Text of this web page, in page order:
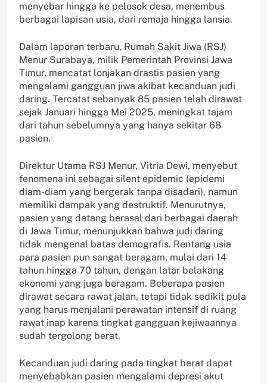
menyebar hingga ke pelosok desa, menembus
berbagai lapisan usia, dari remaja hingga lansia.
Dalam laporan terbaru, Rumah Sakit Jiwa (RSJ)
Menur Surabaya, milik Pemerintah Provinsi Jawa
Timur, mencatat lonjakan drastis pasien yang
mengalami gangguan jiwa akibat kecanduan judi
daring. Tercatat sebanyak 85 pasien telah dirawat
sejak Januari hingga Mei 2025, meningkat tajam
dari tahun sebelumnya yang hanya sekitar 68
pasien.
Direktur Utama RSJ Menur, Vitria Dewi, menyebut
fenomena ini sebagai silent epidemic (epidemi
diam-diam yang bergerak tanpa disadari), namun
memiliki dampak yang destruktif. Menurutnya,
pasien yang datang berasal dari berbagai daerah
di Jawa Timur, menunjukkan bahwa judi daring
tidak mengenal batas demografis. Rentang usia
para pasien pun sangat beragam, mulai dari 14
tahun hingga 70 tahun, dengan latar belakang
ekonomi yang juga beragam. Beberapa pasien
dirawat secara rawat jalan, tetapi tidak sedikit pula
yang harus menjalani perawatan intensif di ruang
rawat inap karena tingkat gangguan kejiwaannya
sudah tergolong berat.
Kecanduan judi daring pada tingkat berat dapat
menyebabkan pasien mengalami depresi akut